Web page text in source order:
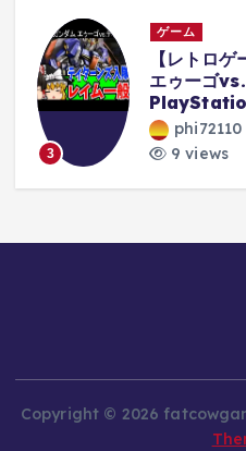
3
ゲーム
【レトロ
エゥーゴ
phi72110
9 views
Copyright © 2026